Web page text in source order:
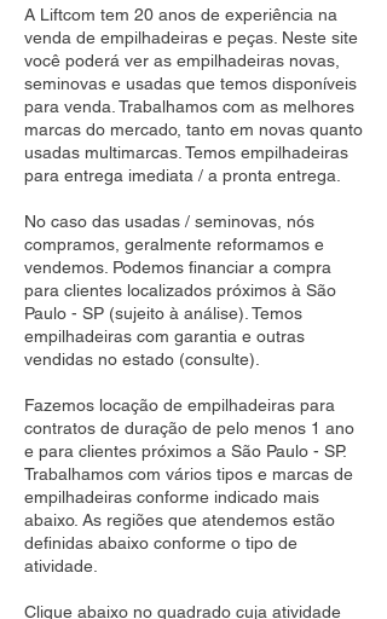
A Liftcom tem 20 anos de experiência na
venda de empilhadeiras e peças. Neste site
você poderá ver as empilhadeiras novas,
seminovas e usadas que temos disponíveis
para venda. Trabalhamos com as melhores
marcas do mercado, tanto em novas quanto
usadas multimarcas. Temos empilhadeiras
para entrega imediata / a pronta entrega.
No caso das usadas / seminovas, nós
compramos, geralmente reformamos e
vendemos. Podemos financiar a compra
para clientes localizados próximos à São
Paulo - SP (sujeito à análise). Temos
empilhadeiras com garantia e outras
vendidas no estado (consulte).
Fazemos locação de empilhadeiras para
contratos de duração de pelo menos 1 ano
e para clientes próximos a São Paulo - SP.
Trabalhamos com vários tipos e marcas de
empilhadeiras conforme indicado mais
abaixo. As regiões que atendemos estão
definidas abaixo conforme o tipo de
atividade.
Clique abaixo no quadrado cuja atividade